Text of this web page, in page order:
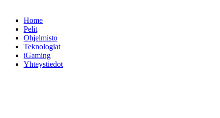
Home
Pelit
Ohjelmisto
Teknologiat
iGaming
Yhteystiedot